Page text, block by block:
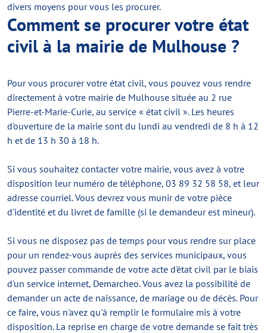
divers moyens pour vous les procurer.
Comment se procurer votre état
civil à la mairie de Mulhouse ?
Pour vous procurer votre état civil, vous pouvez vous rendre
directement à votre mairie de Mulhouse située au 2 rue
Pierre-et-Marie-Curie, au service « état civil ». Les heures
d'ouverture de la mairie sont du lundi au vendredi de 8 h à 12
h et de 13 h 30 à 18 h.
Si vous souhaitez contacter votre mairie, vous avez à votre
disposition leur numéro de téléphone, 03 89 32 58 58, et leur
adresse courriel. Vous devrez vous munir de votre pièce
d'identité et du livret de famille (si le demandeur est mineur).
Si vous ne disposez pas de temps pour vous rendre sur place
pour un rendez-vous auprès des services municipaux, vous
pouvez passer commande de votre acte d'état civil par le biais
d'un service internet, Demarcheo. Vous avez la possibilité de
demander un acte de naissance, de mariage ou de décès. Pour
ce faire, vous n'avez qu'à remplir le formulaire mis à votre
disposition. La reprise en charge de votre demande se fait très